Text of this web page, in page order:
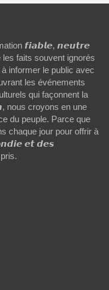
𝙛𝙞𝙖𝙗𝙡𝙚, 𝙣𝙚𝙪𝙩𝙧𝙚
faits souvent ignorés
informer le public avec
les événements
qui façonnent la
croyons en une
du peuple. Parce que
chaque jour pour offrir à
𝙚𝙩 𝙙𝙚𝙨